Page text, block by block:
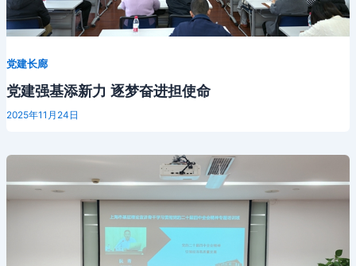
党建长廊
党建强基添新力 逐梦奋进担使命
2025年11月24日